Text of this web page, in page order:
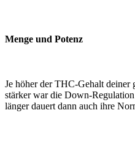
Menge und Potenz
Je höher der THC-Gehalt deiner
stärker war die Down-
länger dauert dann auch ihre